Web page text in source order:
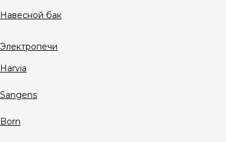
Навесной бак
Электропечи
Harvia
Sangens
Born